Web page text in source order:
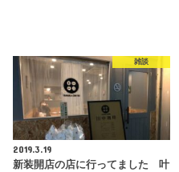
雑談
2019.3.19
新装開店の店に行ってました 叶